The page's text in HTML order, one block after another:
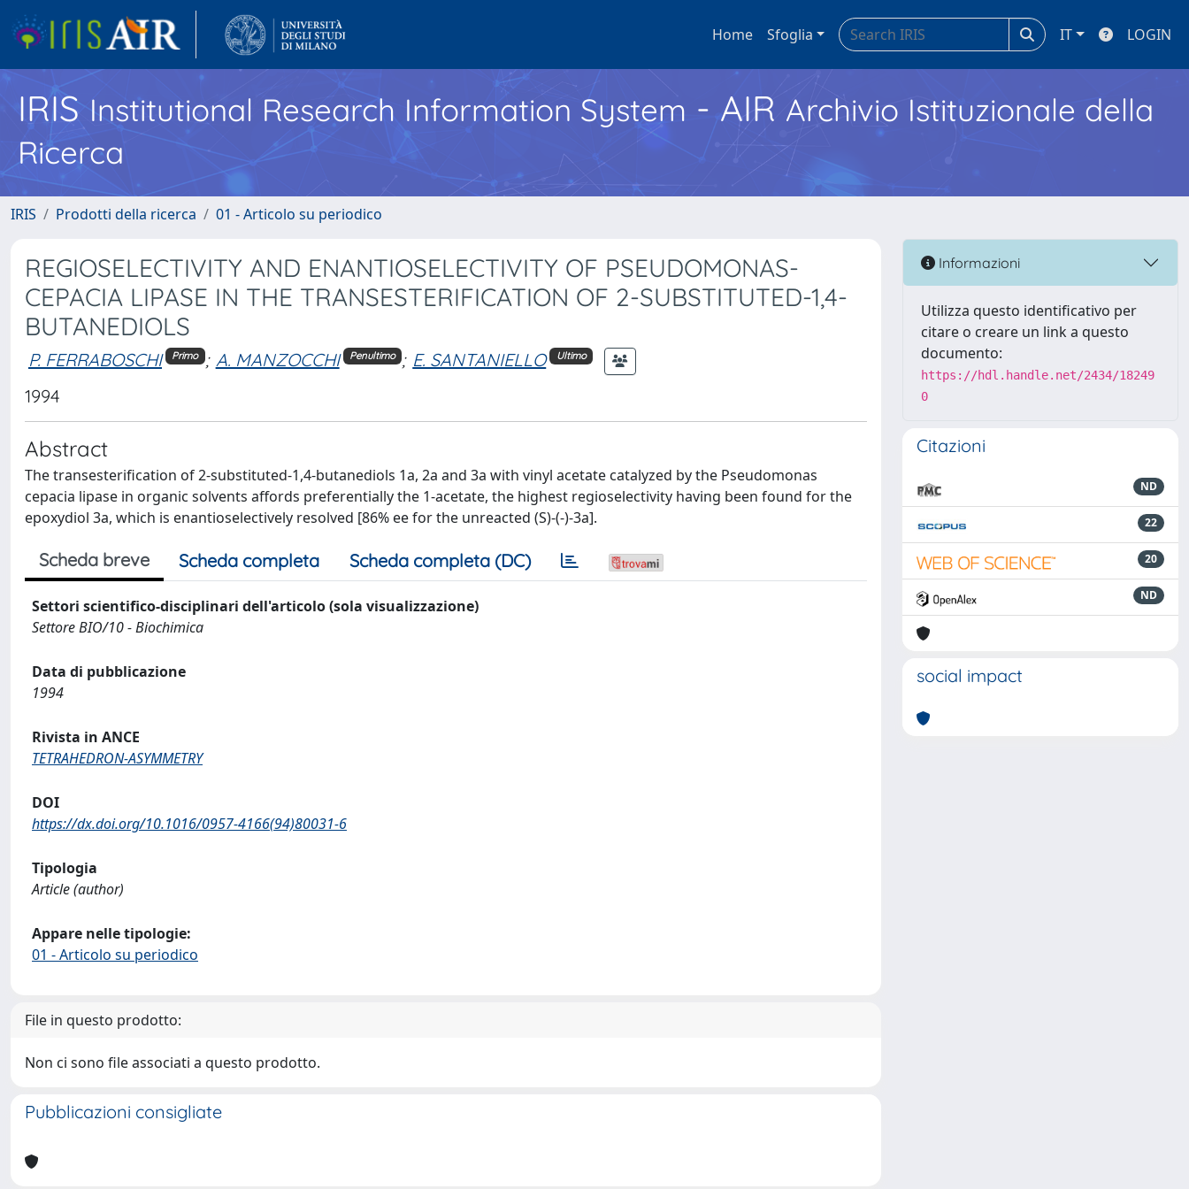
Home Sfoglia IT LOGIN
IRISInstitutional Research Information System - AIR Archivio Istituzionale della
Ricerca
IRIS Prodotti della ricerca 01 - Articolo su periodico
REGIOSELECTIVITY AND ENANTIOSELECTIVITY OF PSEUDOMONAS-
CEPACIA LIPASE IN THE TRANSESTERIFICATION OF 2-SUBSTITUTED-1,4-
BUTANEDIOLS
P. FERRABOSCHI Primo ; A. MANZOCCHI Penultimo ; E. SANTANIELLO Ultimo
1994
Abstract
The transesterification of 2-substituted-1,4-butanediols 1a, 2a and 3a with vinyl acetate catalyzed by the Pseudomonas
cepacia lipase in organic solvents affords preferentially the 1-acetate, the highest regioselectivity having been found for the
epoxydiol 3a, which is enantioselectively resolved [86% ee for the unreacted (S)-(-)-3a].
Scheda breve Scheda completa Scheda completa (DC)
Settori scientifico-disciplinari dell'articolo (sola visualizzazione)
Settore BIO/10 - Biochimica
Data di pubblicazione
1994
Rivista in ANCE
TETRAHEDRON-ASYMMETRY
DOI
https://dx.doi.org/10.1016/0957-4166(94)80031-6
Tipologia
Article (author)
Appare nelle tipologie:
01 - Articolo su periodico
File in questo prodotto:
Non ci sono file associati a questo prodotto.
Pubblicazioni consigliate
Informazioni
Utilizza questo identificativo per
citare o creare un link a questo
documento:
https://hdl.handle.net/2434/18249
0
Citazioni
ND
22
20
ND
social impact